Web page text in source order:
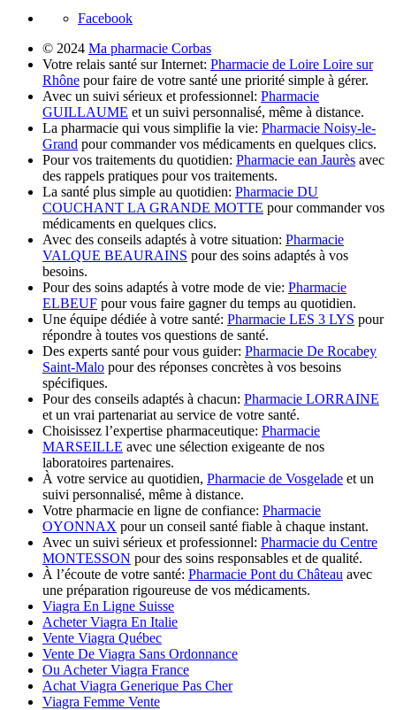
Facebook
© 2024 Ma pharmacie Corbas
Votre relais santé sur Internet: Pharmacie de Loire Loire sur
Rhône pour faire de votre santé une priorité simple à gérer.
Avec un suivi sérieux et professionnel: Pharmacie
GUILLAUME et un suivi personnalisé, même à distance.
La pharmacie qui vous simplifie la vie: Pharmacie Noisy-le-
Grand pour commander vos médicaments en quelques clics.
Pour vos traitements du quotidien: Pharmacie ean Jaurès avec
des rappels pratiques pour vos traitements.
La santé plus simple au quotidien: Pharmacie DU
COUCHANT LA GRANDE MOTTE pour commander vos
médicaments en quelques clics.
Avec des conseils adaptés à votre situation: Pharmacie
VALQUE BEAURAINS pour des soins adaptés à vos
besoins.
Pour des soins adaptés à votre mode de vie: Pharmacie
ELBEUF pour vous faire gagner du temps au quotidien.
Une équipe dédiée à votre santé: Pharmacie LES 3 LYS pour
répondre à toutes vos questions de santé.
Des experts santé pour vous guider: Pharmacie De Rocabey
Saint-Malo pour des réponses concrètes à vos besoins
spécifiques.
Pour des conseils adaptés à chacun: Pharmacie LORRAINE
et un vrai partenariat au service de votre santé.
Choisissez l’expertise pharmaceutique: Pharmacie
MARSEILLE avec une sélection exigeante de nos
laboratoires partenaires.
À votre service au quotidien, Pharmacie de Vosgelade et un
suivi personnalisé, même à distance.
Votre pharmacie en ligne de confiance: Pharmacie
OYONNAX pour un conseil santé fiable à chaque instant.
Avec un suivi sérieux et professionnel: Pharmacie du Centre
MONTESSON pour des soins responsables et de qualité.
À l’écoute de votre santé: Pharmacie Pont du Château avec
une préparation rigoureuse de vos médicaments.
Viagra En Ligne Suisse
Acheter Viagra En Italie
Vente Viagra Québec
Vente De Viagra Sans Ordonnance
Ou Acheter Viagra France
Achat Viagra Generique Pas Cher
Viagra Femme Vente